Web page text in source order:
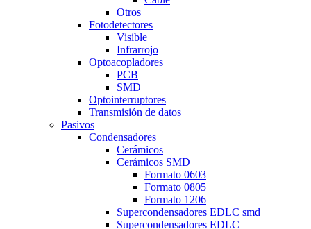
Otros
Fotodetectores
Visible
Infrarrojo
Optoacopladores
PCB
SMD
Optointerruptores
Transmisión de datos
Pasivos
Condensadores
Cerámicos
Cerámicos SMD
Formato 0603
Formato 0805
Formato 1206
Supercondensadores EDLC smd
Supercondensadores EDLC